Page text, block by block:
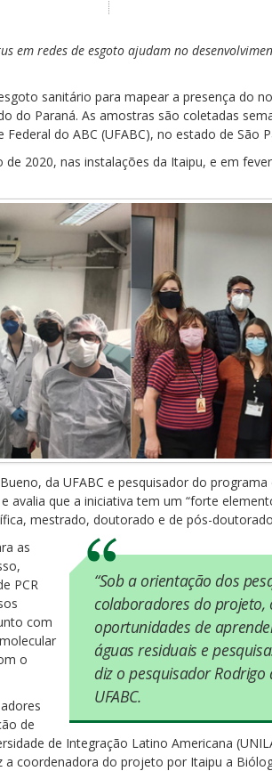
em redes de esgoto ajudam no
sanitário para mapear a presença do
do Paraná. As amostras são coletadas
do ABC (UFABC), no estado de São
2020, nas instalações da Itaipu, e em
da UFABC e pesquisador do programa
avalia que a iniciativa tem um “forte
mestrado, doutorado e de pós-
“Sob a orientação dos
colaboradores do
oportunidades de
águas residuais e
diz o pesquisador Rodrigo
UFABC.
as
PCR
com
o
de
de Integração Latino Americana
coordenadora do projeto por Itaipu a